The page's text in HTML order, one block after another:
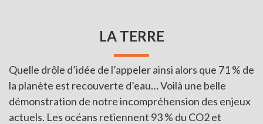
LA TERRE
Quelle drôle d’idée de l’appeler ainsi alors que 71 % de
la planète est recouverte d’eau… Voilà une belle
démonstration de notre incompréhension des enjeux
actuels. Les océans retiennent 93 % du CO2 et